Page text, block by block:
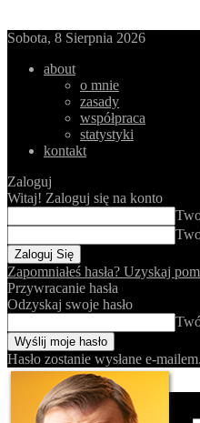
Sobota, 8 Sierpnia 2026
about
o mnie
zasady
współpraca
statystyki
kontakt
Zaloguj
Witaj! Zaloguj się na konto
Zapomniałeś hasła? Uzyskaj
Przywracanie hasła
Odzyskaj swoje hasło
Hasło zostanie wysłane e-mailem.